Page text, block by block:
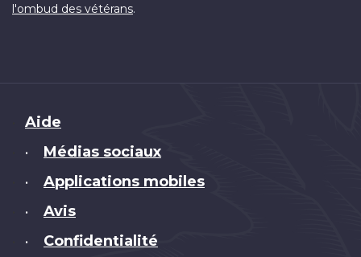
l'ombud des vétérans.
Brand
Aide
• Médias sociaux
• Applications mobiles
• Avis
• Confidentialité